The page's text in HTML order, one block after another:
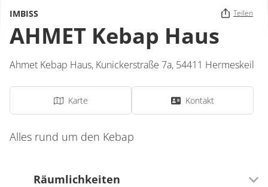
IMBISS Teilen
AHMET Kebap Haus
Ahmet Kebap Haus, Kunickerstraße 7a, 54411 Hermeskeil
Karte Kontakt
Alles rund um den Kebap
Räumlichkeiten